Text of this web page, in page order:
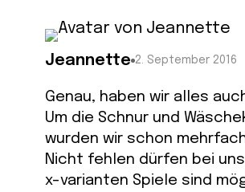
Jeannette 2. September 2016
Genau, haben wir alles
Um die Schnur und
wurden wir schon
Nicht fehlen dürfen bei
x-varianten Spiele sind